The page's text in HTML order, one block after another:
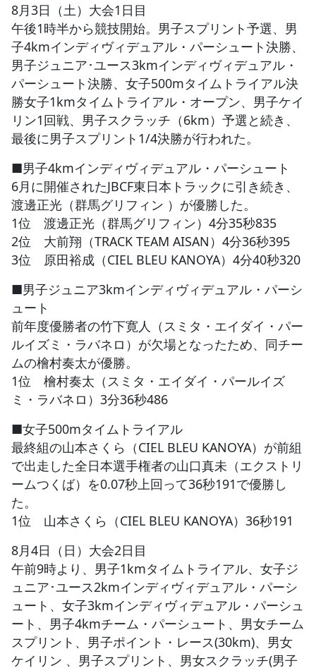
8月3日（土）大会1日目
午後1時半から競技開始。男子スプリント予選、男
子4kmインディヴィデュアル・パーシュート決勝、
男子ジュニア･ユース3kmインディヴィデュアル・
パーシュート決勝、女子500mタイムトライアル決
勝女子1kmタイムトライアル・オープン、男子ケイ
リン1回戦、男子スクラッチ（6km）予選と続き、
最後に男子スプリント1/4決勝が行われた。
■男子4kmインディヴィデュアル・パーシュート
6月に開催されたJBCF東日本トラックに引き続き、
渡邊正光（群馬グリフィン ）が優勝した。
1位 渡邊正光（群馬グリフィン）4分35秒835
2位 大前翔（TRACK TEAM AISAN）4分36秒395
3位 原田裕成（CIEL BLEU KANOYA）4分40秒320
■男子ジュニア3kmインディヴィデュアル・パーシ
ュート
前年度優勝者の竹下寛人（スミタ・エイダイ・パー
ルイズミ・ラバネロ）が欠場となったため、同チー
ムの檜村奏太が優勝。
1位 檜村奏太（スミタ・エイダイ・パールイズ
ミ・ラバネロ）3分36秒486
■女子500mタイムトライアル
最終組の山本さくら（CIEL BLEU KANOYA）が前組
で出走した全日本選手権者の山口真未（エクストリ
ームつくば）を0.07秒上回って36秒191で優勝し
た。
1位 山本さくら（CIEL BLEU KANOYA）36秒191
8月4日（日）大会2日目
午前9時より、男子1kmタイムトライアル、女子ジ
ュニア･ユース2kmインディヴィデュアル・パーシ
ュート、女子3kmインディヴィデュアル・パーシュ
ート、男子4kmチーム・パーシュート、男女チーム
スプリント、男子ポイント・レース(30km)、男女
ケイリン 、男子スプリント、男女スクラッチ(男子